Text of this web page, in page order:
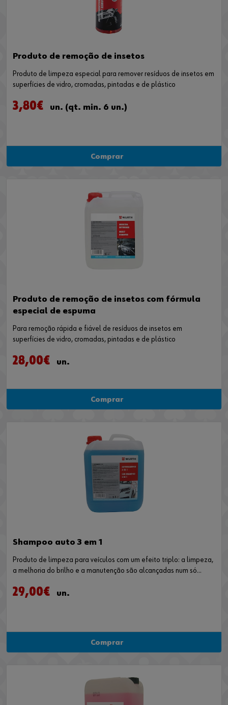
Produto de remoção de insetos
Produto de limpeza especial para remover resíduos de insetos em
superfícies de vidro, cromadas, pintadas e de plástico
3,80€ un. (qt. min. 6 un.)
Comprar
Produto de remoção de insetos com fórmula
especial de espuma
Para remoção rápida e fiável de resíduos de insetos em
superfícies de vidro, cromadas, pintadas e de plástico
28,00€ un.
Comprar
Shampoo auto 3 em 1
Produto de limpeza para veículos com um efeito triplo: a limpeza,
a melhoria do brilho e a manutenção são alcançadas num só
29,00€ un.
Comprar